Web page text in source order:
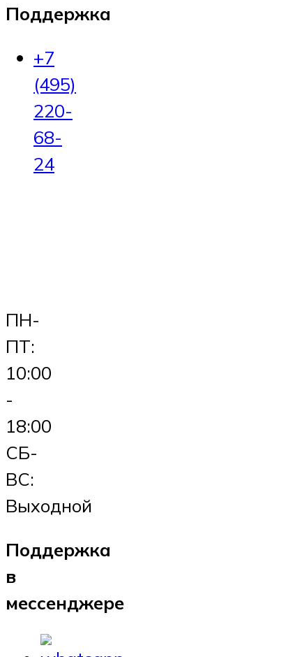
Поддержка
+7
(495)
220-
68-
24
ПН-
ПТ:
10:00
-
18:00
СБ-
ВС:
Выходной
Поддержка
в
мессенджере